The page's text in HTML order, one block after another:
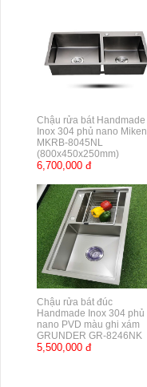
Chậu rửa bát Handmade
Inox 304 phủ nano Miken
MKRB-8045NL
(800x450x250mm)
6,700,000 đ
Chậu rửa bát đúc
Handmade Inox 304 phủ
nano PVD màu ghi xám
GRUNDER GR-8246NK
5,500,000 đ